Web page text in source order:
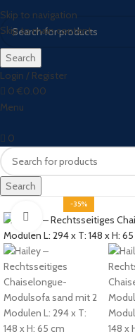
Skip to navigation
Skip to main content
Search
Login / Register
0 €0.00
Menu
0
Search
-35%
Click to enlarge